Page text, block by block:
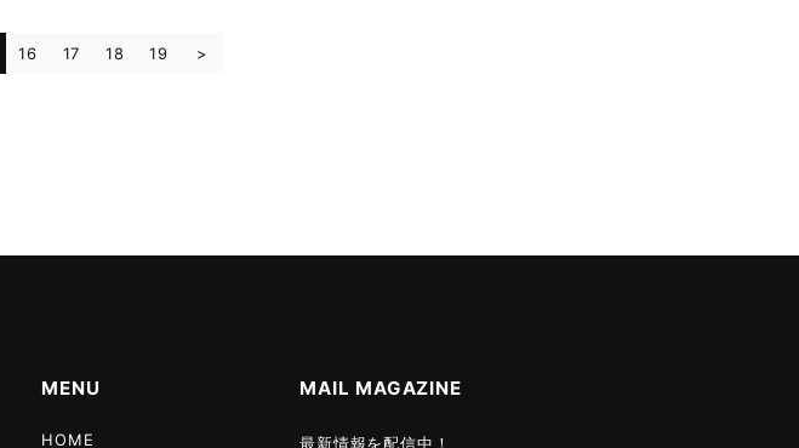
16 17 18 19
MENU
HOME
MAIL MAGAZINE
最新情報を配信中！